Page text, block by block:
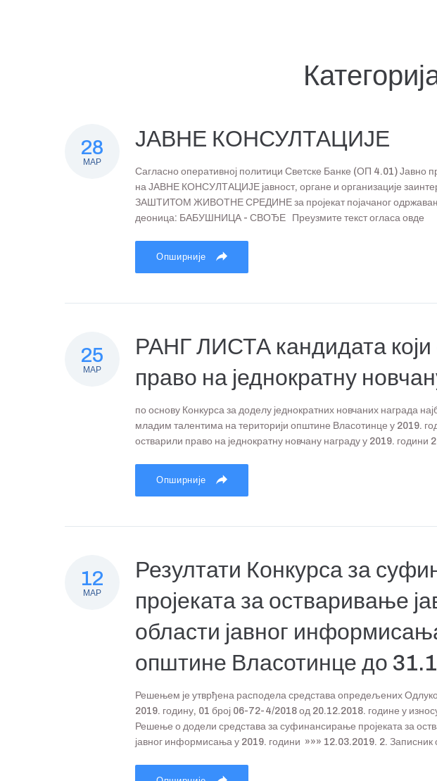
28
МАР
ЈАВНЕ КОНСУЛТАЦИЈЕ
Сагласно оперативној политици Светске Банке (ОП 4.01) Јавно
на ЈАВНЕ КОНСУЛТАЦИЈЕ јавност, органе и организације
ЗАШТИТОМ ЖИВОТНЕ СРЕДИНЕ за пројекат појачаног
деоница: БАБУШНИЦА - СВОЂЕ Преузмите текст огласа овде
Опширније
25
МАР
РАНГ ЛИСТА кандидата који
право на једнократну
по основу Конкурса за доделу једнократних новчаних награда
младим талентима на територији општине Власотинце у 2019.
остварили право на једнократну новчану награду у 2019. години
Опширније
12
МАР
Резултати Конкурса за
пројеката за остваривање
области јавног
општине Власотинце до
Решењем је утврђена расподела средстава опредељених
2019. годину, 01 број 06-72-4/2018 од 20.12.2018. године у
Решење о додели средстава за суфинансирање пројеката за
јавног информисања у 2019. години »»» 12.03.2019. 2. Записник